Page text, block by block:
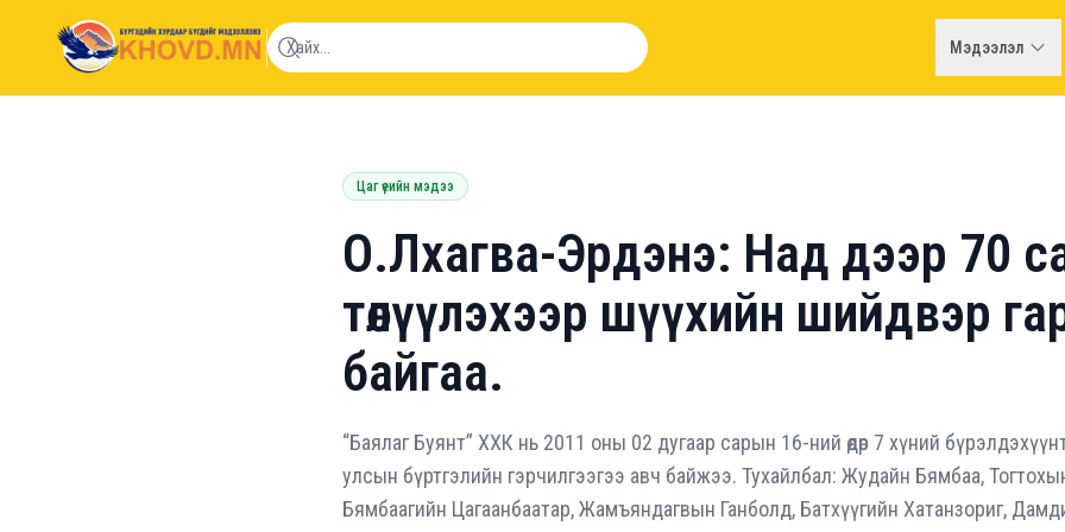
khovd.mn
Мэдээлэл
Цаг үеийн мэдээ
О.Лхагва-Эрдэнэ: Над дээр 70 сая
төлүүлэхээр шүүхийн шийдвэр
байгаа.
“Баялаг Буянт” ХХК нь 2011 оны 02 дугаар сарын 16-ний өдөр 7 хүний
улсын бүртгэлийн гэрчилгээгээ авч байжээ. Тухайлбал: Жудайн Бямбаа,
Бямбаагийн Цагаанбаатар, Жамъяндагвын Ганболд, Батхүүгийн Хатанзориг,